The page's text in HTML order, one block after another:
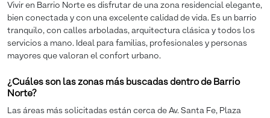
Vivir en Barrio Norte es disfrutar de una zona residencial elegante,
bien conectada y con una excelente calidad de vida. Es un barrio
tranquilo, con calles arboladas, arquitectura clásica y todos los
servicios a mano. Ideal para familias, profesionales y personas
mayores que valoran el confort urbano.
¿Cuáles son las zonas más buscadas dentro de Barrio
Norte?
Las áreas más solicitadas están cerca de Av. Santa Fe, Plaza